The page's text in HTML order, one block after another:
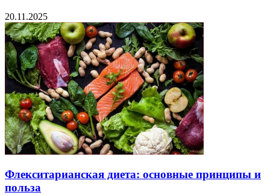
20.11.2025
Флекситарианская диета: основные принципы и
польза